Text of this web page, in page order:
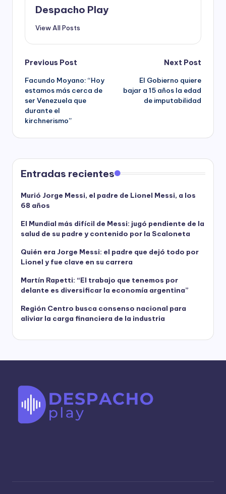
Despacho Play
View All Posts
Post
navigation
Previous Post
Facundo Moyano: “Hoy
estamos más cerca de
ser Venezuela que
durante el
kirchnerismo”
Next Post
El Gobierno quiere
bajar a 15 años la edad
de imputabilidad
Entradas recientes
Murió Jorge Messi, el padre de Lionel Messi, a los
68 años
El Mundial más difícil de Messi: jugó pendiente de la
salud de su padre y contenido por la Scaloneta
Quién era Jorge Messi: el padre que dejó todo por
Lionel y fue clave en su carrera
Martín Rapetti: “El trabajo que tenemos por
delante es diversificar la economía argentina”
Región Centro busca consenso nacional para
aliviar la carga financiera de la industria